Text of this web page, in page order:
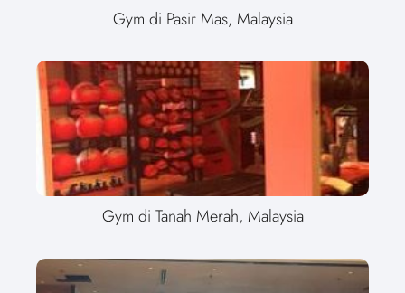
Gym di Pasir Mas, Malaysia
Gym di Tanah Merah, Malaysia